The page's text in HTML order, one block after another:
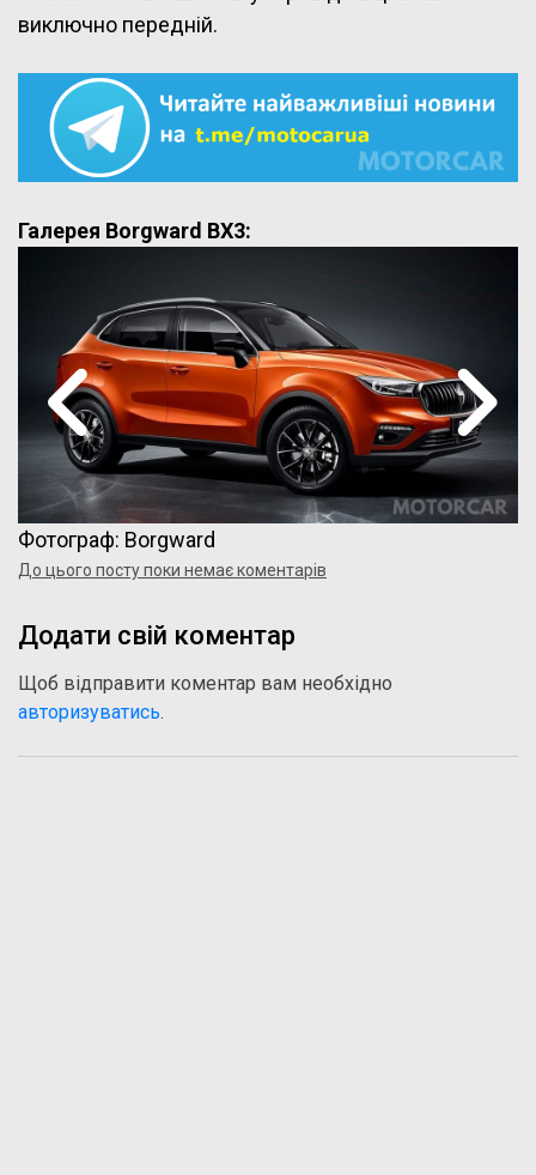
виключно передній.
Галерея Borgward BX3:
Фотограф: Borgward
До цього посту поки немає коментарів
Додати свій коментар
Щоб відправити коментар вам необхідно
авторизуватись.